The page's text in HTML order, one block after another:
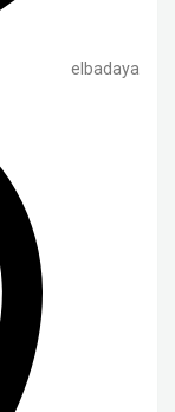
elbadaya